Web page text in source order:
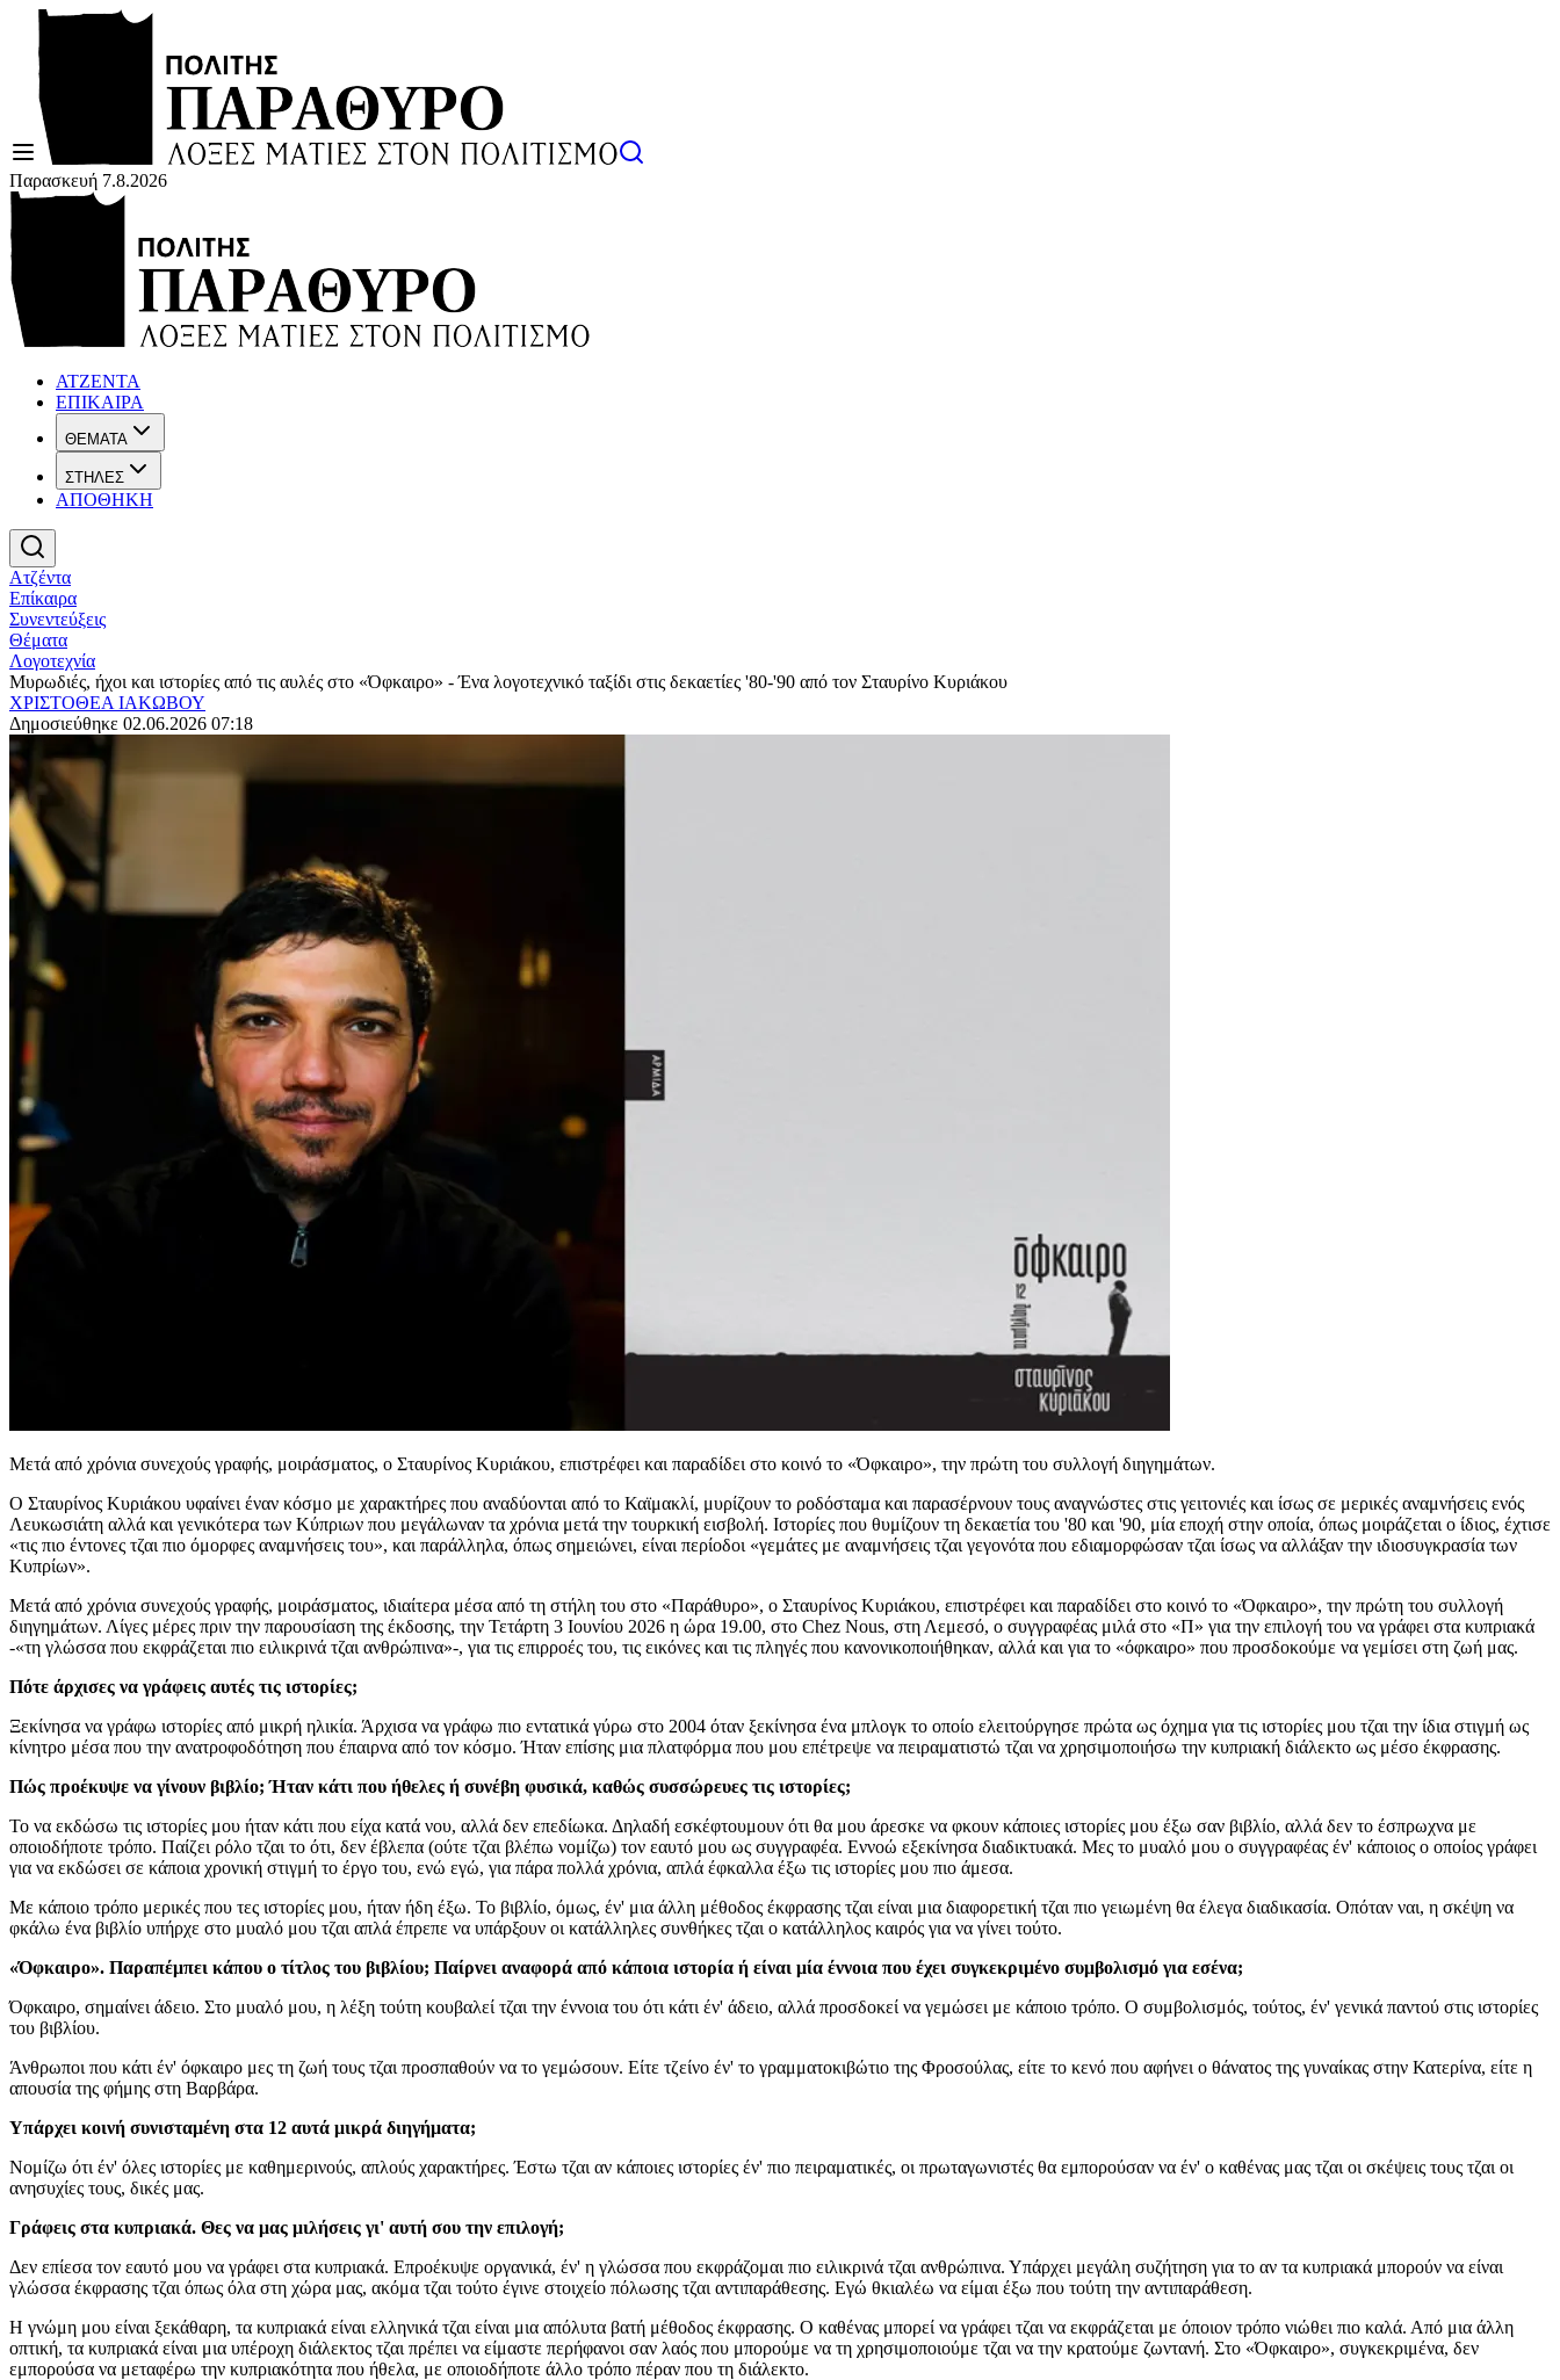
Παρασκευή 7.8.2026
ΑΤΖΕΝΤΑ
ΕΠΙΚΑΙΡΑ
ΘΕΜΑΤΑ
ΣΤΗΛΕΣ
ΑΠΟΘΗΚΗ
Ατζέντα
Επίκαιρα
Συνεντεύξεις
Θέματα
Λογοτεχνία
Μυρωδιές, ήχοι και ιστορίες από τις αυλές στο «Όφκαιρο» - Ένα λογοτεχνικό ταξίδι στις δεκαετίες '80-'90 από τον Σταυρίνο Κυριάκου
ΧΡΙΣΤΟΘΕΑ ΙΑΚΩΒΟΥ
Δημοσιεύθηκε 02.06.2026 07:18
Μετά από χρόνια συνεχούς γραφής, μοιράσματος, ο Σταυρίνος Κυριάκου, επιστρέφει και παραδίδει στο κοινό το «Όφκαιρο», την πρώτη του συλλογή διηγημάτων.
Ο Σταυρίνος Κυριάκου υφαίνει έναν κόσμο με χαρακτήρες που αναδύονται από το Καϊμακλί, μυρίζουν το ροδόσταμα και παρασέρνουν τους αναγνώστες στις γειτονιές και ίσως σε μερικές αναμνήσεις ενός
Λευκωσιάτη αλλά και γενικότερα των Κύπριων που μεγάλωναν τα χρόνια μετά την τουρκική εισβολή. Ιστορίες που θυμίζουν τη δεκαετία του '80 και '90, μία εποχή στην οποία, όπως μοιράζεται ο ίδιος, έχτισε
«τις πιο έντονες τζαι πιο όμορφες αναμνήσεις του», και παράλληλα, όπως σημειώνει, είναι περίοδοι «γεμάτες με αναμνήσεις τζαι γεγονότα που εδιαμορφώσαν τζαι ίσως να αλλάξαν την ιδιοσυγκρασία των
Κυπρίων».
Μετά από χρόνια συνεχούς γραφής, μοιράσματος, ιδιαίτερα μέσα από τη στήλη του στο «Παράθυρο», ο Σταυρίνος Κυριάκου, επιστρέφει και παραδίδει στο κοινό το «Όφκαιρο», την πρώτη του συλλογή
διηγημάτων. Λίγες μέρες πριν την παρουσίαση της έκδοσης, την Τετάρτη 3 Ιουνίου 2026 η ώρα 19.00, στο Chez Nous, στη Λεμεσό, ο συγγραφέας μιλά στο «Π» για την επιλογή του να γράφει στα κυπριακά
-«τη γλώσσα που εκφράζεται πιο ειλικρινά τζαι ανθρώπινα»-, για τις επιρροές του, τις εικόνες και τις πληγές που κανονικοποιήθηκαν, αλλά και για το «όφκαιρο» που προσδοκούμε να γεμίσει στη ζωή μας.
Πότε άρχισες να γράφεις αυτές τις ιστορίες;
Ξεκίνησα να γράφω ιστορίες από μικρή ηλικία. Άρχισα να γράφω πιο εντατικά γύρω στο 2004 όταν ξεκίνησα ένα μπλογκ το οποίο ελειτούργησε πρώτα ως όχημα για τις ιστορίες μου τζαι την ίδια στιγμή ως
κίνητρο μέσα που την ανατροφοδότηση που έπαιρνα από τον κόσμο. Ήταν επίσης μια πλατφόρμα που μου επέτρεψε να πειραματιστώ τζαι να χρησιμοποιήσω την κυπριακή διάλεκτο ως μέσο έκφρασης.
Πώς προέκυψε να γίνουν βιβλίο; Ήταν κάτι που ήθελες ή συνέβη φυσικά, καθώς συσσώρευες τις ιστορίες;
Το να εκδώσω τις ιστορίες μου ήταν κάτι που είχα κατά νου, αλλά δεν επεδίωκα. Δηλαδή εσκέφτουμουν ότι θα μου άρεσκε να φκουν κάποιες ιστορίες μου έξω σαν βιβλίο, αλλά δεν το έσπρωχνα με
οποιοδήποτε τρόπο. Παίζει ρόλο τζαι το ότι, δεν έβλεπα (ούτε τζαι βλέπω νομίζω) τον εαυτό μου ως συγγραφέα. Εννοώ εξεκίνησα διαδικτυακά. Μες το μυαλό μου ο συγγραφέας έν' κάποιος ο οποίος γράφει
για να εκδώσει σε κάποια χρονική στιγμή το έργο του, ενώ εγώ, για πάρα πολλά χρόνια, απλά έφκαλλα έξω τις ιστορίες μου πιο άμεσα.
Με κάποιο τρόπο μερικές που τες ιστορίες μου, ήταν ήδη έξω. Το βιβλίο, όμως, έν' μια άλλη μέθοδος έκφρασης τζαι είναι μια διαφορετική τζαι πιο γειωμένη θα έλεγα διαδικασία. Οπόταν ναι, η σκέψη να
φκάλω ένα βιβλίο υπήρχε στο μυαλό μου τζαι απλά έπρεπε να υπάρξουν οι κατάλληλες συνθήκες τζαι ο κατάλληλος καιρός για να γίνει τούτο.
«Όφκαιρο». Παραπέμπει κάπου ο τίτλος του βιβλίου; Παίρνει αναφορά από κάποια ιστορία ή είναι μία έννοια που έχει συγκεκριμένο συμβολισμό για εσένα;
Όφκαιρο, σημαίνει άδειο. Στο μυαλό μου, η λέξη τούτη κουβαλεί τζαι την έννοια του ότι κάτι έν' άδειο, αλλά προσδοκεί να γεμώσει με κάποιο τρόπο. Ο συμβολισμός, τούτος, έν' γενικά παντού στις ιστορίες
του βιβλίου.
Άνθρωποι που κάτι έν' όφκαιρο μες τη ζωή τους τζαι προσπαθούν να το γεμώσουν. Είτε τζείνο έν' το γραμματοκιβώτιο της Φροσούλας, είτε το κενό που αφήνει ο θάνατος της γυναίκας στην Κατερίνα, είτε η
απουσία της φήμης στη Βαρβάρα.
Υπάρχει κοινή συνισταμένη στα 12 αυτά μικρά διηγήματα;
Νομίζω ότι έν' όλες ιστορίες με καθημερινούς, απλούς χαρακτήρες. Έστω τζαι αν κάποιες ιστορίες έν' πιο πειραματικές, οι πρωταγωνιστές θα εμπορούσαν να έν' ο καθένας μας τζαι οι σκέψεις τους τζαι οι
ανησυχίες τους, δικές μας.
Γράφεις στα κυπριακά. Θες να μας μιλήσεις γι' αυτή σου την επιλογή;
Δεν επίεσα τον εαυτό μου να γράφει στα κυπριακά. Επροέκυψε οργανικά, έν' η γλώσσα που εκφράζομαι πιο ειλικρινά τζαι ανθρώπινα. Υπάρχει μεγάλη συζήτηση για το αν τα κυπριακά μπορούν να είναι
γλώσσα έκφρασης τζαι όπως όλα στη χώρα μας, ακόμα τζαι τούτο έγινε στοιχείο πόλωσης τζαι αντιπαράθεσης. Εγώ θκιαλέω να είμαι έξω που τούτη την αντιπαράθεση.
Η γνώμη μου είναι ξεκάθαρη, τα κυπριακά είναι ελληνικά τζαι είναι μια απόλυτα βατή μέθοδος έκφρασης. Ο καθένας μπορεί να γράφει τζαι να εκφράζεται με όποιον τρόπο νιώθει πιο καλά. Από μια άλλη
οπτική, τα κυπριακά είναι μια υπέροχη διάλεκτος τζαι πρέπει να είμαστε περήφανοι σαν λαός που μπορούμε να τη χρησιμοποιούμε τζαι να την κρατούμε ζωντανή. Στο «Όφκαιρο», συγκεκριμένα, δεν
εμπορούσα να μεταφέρω την κυπριακότητα που ήθελα, με οποιοδήποτε άλλο τρόπο πέραν που τη διάλεκτο.